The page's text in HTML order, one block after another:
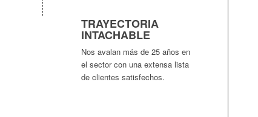
TRAYECTORIA
INTACHABLE
Nos avalan más de 25 años en
el sector con una extensa lista
de clientes satisfechos.